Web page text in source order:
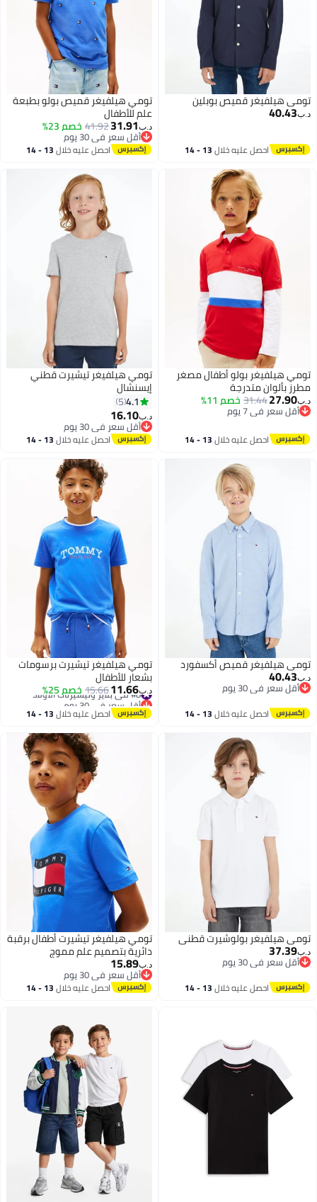
2
تومي هيلفيغر قميص بوبلين
د.ب‏40.43
احصل عليه خلال 13 - 14
تومي هيلفيغر قميص بولو بطبعة
علم للأطفال
د.ب‏31.91
41.92خصم 23%
أقل سعر في 30 يوم
أقل سعر في 30 يوماحصل عليه خلال 13 - 14
تومي هيلفيغر بولو أطفال مصغر
مطرز بألوان متدرجة
د.ب‏27.90
31.44خصم 11%
أقل سعر في 7 يوم
أقل سعر في 7 يوم
احصل عليه خلال 13 - 14
4
تومي هيلفيغر تيشيرت قطني
إيسنشال
4.1
5
د.ب‏16.10
أقل سعر في 30 يوم
أقل سعر في 30 يوماحصل عليه خلال 13 - 14
2
تومي هيلفيغر قميص أكسفورد
د.ب‏40.43
أقل سعر في 30 يوم
أقل سعر في 30 يوم
احصل عليه خلال 13 - 14
تومي هيلفيغر تيشيرت برسومات
بشعار للأطفال
د.ب‏11.66
15.66خصم 25% #8 في بلايز وتيشيرتات الأولاد
أقل سعر في 30 يوم
#8 في بلايز وتيشيرتات الأولاد احصل عليه خلال 13 - 14
2
تومي هيلفيغر بولوشيرت قطني
د.ب‏37.39
أقل سعر في 30 يوم
أقل سعر في 30 يوم
احصل عليه خلال 13 - 14
تومي هيلفيغر تيشيرت أطفال برقبة
دائرية بتصميم علم مموج
د.ب‏15.89
أقل سعر في 30 يوم
أقل سعر في 30 يوماحصل عليه خلال 13 - 14